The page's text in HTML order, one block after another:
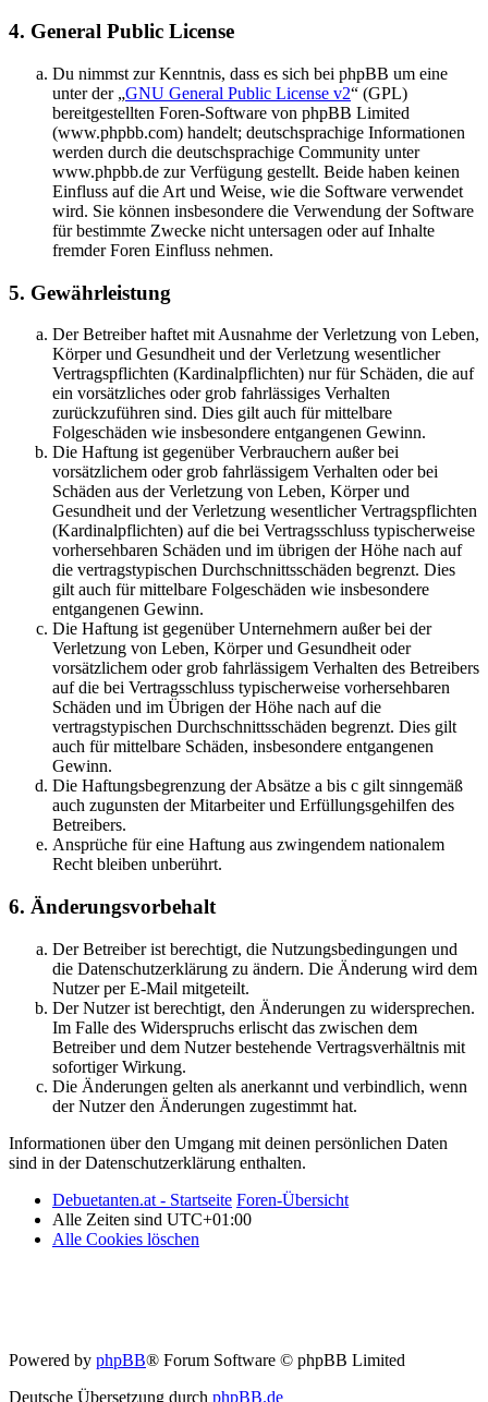
4. General Public License
Du nimmst zur Kenntnis, dass es sich bei phpBB um eine
unter der „GNU General Public License v2“ (GPL)
bereitgestellten Foren-Software von phpBB Limited
(www.phpbb.com) handelt; deutschsprachige Informationen
werden durch die deutschsprachige Community unter
www.phpbb.de zur Verfügung gestellt. Beide haben keinen
Einfluss auf die Art und Weise, wie die Software verwendet
wird. Sie können insbesondere die Verwendung der Software
für bestimmte Zwecke nicht untersagen oder auf Inhalte
fremder Foren Einfluss nehmen.
5. Gewährleistung
Der Betreiber haftet mit Ausnahme der Verletzung von Leben,
Körper und Gesundheit und der Verletzung wesentlicher
Vertragspflichten (Kardinalpflichten) nur für Schäden, die auf
ein vorsätzliches oder grob fahrlässiges Verhalten
zurückzuführen sind. Dies gilt auch für mittelbare
Folgeschäden wie insbesondere entgangenen Gewinn.
Die Haftung ist gegenüber Verbrauchern außer bei
vorsätzlichem oder grob fahrlässigem Verhalten oder bei
Schäden aus der Verletzung von Leben, Körper und
Gesundheit und der Verletzung wesentlicher Vertragspflichten
(Kardinalpflichten) auf die bei Vertragsschluss typischerweise
vorhersehbaren Schäden und im übrigen der Höhe nach auf
die vertragstypischen Durchschnittsschäden begrenzt. Dies
gilt auch für mittelbare Folgeschäden wie insbesondere
entgangenen Gewinn.
Die Haftung ist gegenüber Unternehmern außer bei der
Verletzung von Leben, Körper und Gesundheit oder
vorsätzlichem oder grob fahrlässigem Verhalten des Betreibers
auf die bei Vertragsschluss typischerweise vorhersehbaren
Schäden und im Übrigen der Höhe nach auf die
vertragstypischen Durchschnittsschäden begrenzt. Dies gilt
auch für mittelbare Schäden, insbesondere entgangenen
Gewinn.
Die Haftungsbegrenzung der Absätze a bis c gilt sinngemäß
auch zugunsten der Mitarbeiter und Erfüllungsgehilfen des
Betreibers.
Ansprüche für eine Haftung aus zwingendem nationalem
Recht bleiben unberührt.
6. Änderungsvorbehalt
Der Betreiber ist berechtigt, die Nutzungsbedingungen und
die Datenschutzerklärung zu ändern. Die Änderung wird dem
Nutzer per E-Mail mitgeteilt.
Der Nutzer ist berechtigt, den Änderungen zu widersprechen.
Im Falle des Widerspruchs erlischt das zwischen dem
Betreiber und dem Nutzer bestehende Vertragsverhältnis mit
sofortiger Wirkung.
Die Änderungen gelten als anerkannt und verbindlich, wenn
der Nutzer den Änderungen zugestimmt hat.
Informationen über den Umgang mit deinen persönlichen Daten
sind in der Datenschutzerklärung enthalten.
Debuetanten.at - Startseite Foren-Übersicht
Alle Zeiten sind UTC+01:00
Alle Cookies löschen
Powered by phpBB® Forum Software © phpBB Limited
Deutsche Übersetzung durch phpBB.de